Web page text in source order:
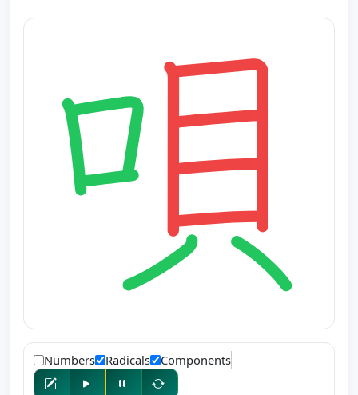
Numbers Radicals Components